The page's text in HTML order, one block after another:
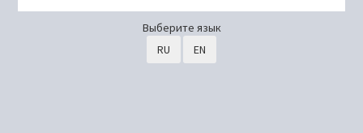
Выберите язык